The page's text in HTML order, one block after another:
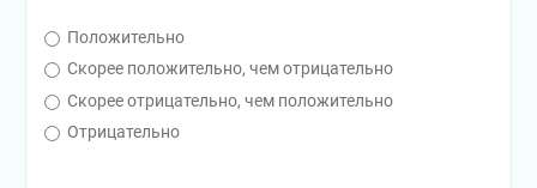
Положительно
Скорее положительно, чем отрицательно
Скорее отрицательно, чем положительно
Отрицательно